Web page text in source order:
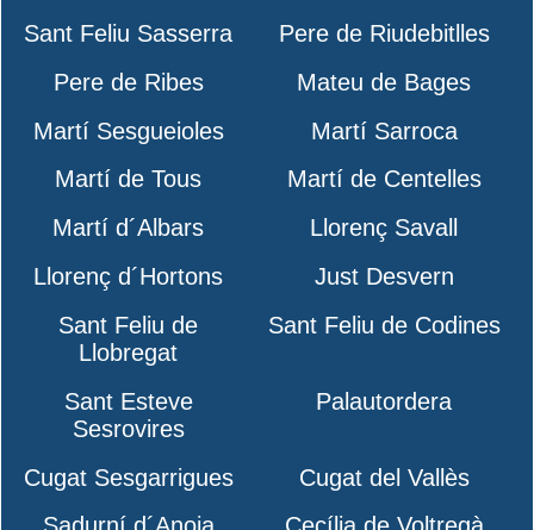
Sant Feliu Sasserra
Pere de Riudebitlles
Pere de Ribes
Mateu de Bages
Martí Sesgueioles
Martí Sarroca
Martí de Tous
Martí de Centelles
Martí d´Albars
Llorenç Savall
Llorenç d´Hortons
Just Desvern
Sant Feliu de
Llobregat
Sant Feliu de Codines
Sant Esteve
Sesrovires
Palautordera
Cugat Sesgarrigues
Cugat del Vallès